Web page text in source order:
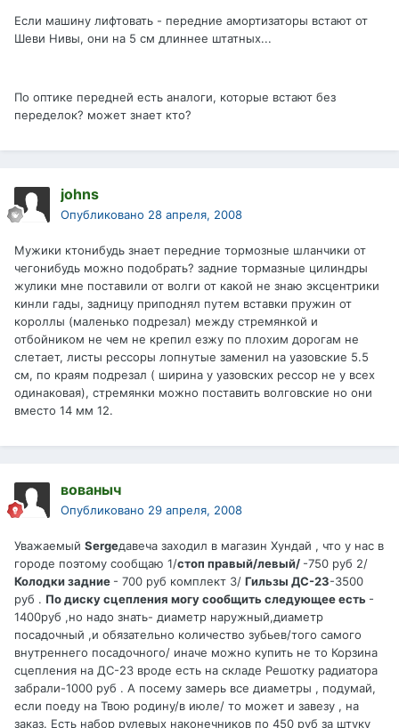
Если машину лифтовать - передние амортизаторы встают от
Шеви Нивы, они на 5 см длиннее штатных...
По оптике передней есть аналоги, которые встают без
переделок? может знает кто?
johns
Опубликовано 28 апреля, 2008
Мужики ктонибудь знает передние тормозные шланчики от
чегонибудь можно подобрать? задние тормазные цилиндры
жулики мне поставили от волги от какой не знаю эксцентрики
кинли гады, задницу приподнял путем вставки пружин от
короллы (маленько подрезал) между стремянкой и
отбойником не чем не крепил езжу по плохим дорогам не
слетает, листы рессоры лопнутые заменил на уазовские 5.5
см, по краям подрезал ( ширина у уазовских рессор не у всех
одинаковая), стремянки можно поставить волговские но они
вместо 14 мм 12.
вованыч
Опубликовано 29 апреля, 2008
Уважаемый Sergeдавеча заходил в магазин Хундай , что у нас в
городе поэтому сообщаю 1/стоп правый/левый/ -750 руб 2/
Колодки задние - 700 руб комплект 3/ Гильзы ДС-23-3500
руб . По диску сцепления могу сообщить следующее есть -
1400руб ,но надо знать- диаметр наружный,диаметр
посадочный ,и обязательно количество зубьев/того самого
внутреннего посадочного/ иначе можно купить не то Корзина
сцепления на ДС-23 вроде есть на складе Решотку радиатора
забрали-1000 руб . А посему замерь все диаметры , подумай,
если поеду на Твою родину/в июле/ то может и завезу , на
заказ. Есть набор рулевых наконечников по 450 руб за штуку